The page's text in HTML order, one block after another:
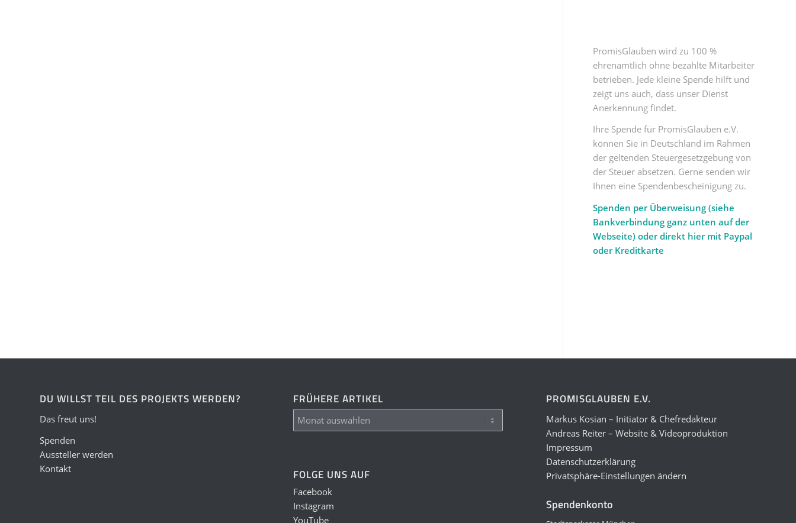
PromisGlauben wird zu 100 %
ehrenamtlich ohne bezahlte Mitarbeiter
betrieben. Jede kleine Spende hilft und
zeigt uns auch, dass unser Dienst
Anerkennung findet.
Ihre Spende für PromisGlauben e.V.
können Sie in Deutschland im Rahmen
der geltenden Steuergesetzgebung von
der Steuer absetzen. Gerne senden wir
Ihnen eine Spendenbescheinigung zu.
Spenden per Überweisung (siehe
Bankverbindung ganz unten auf der
Webseite) oder direkt hier mit Paypal
oder Kreditkarte
DU WILLST TEIL DES PROJEKTS WERDEN?
Das freut uns!
Spenden
Aussteller werden
Kontakt
FRÜHERE ARTIKEL
FOLGE UNS AUF
Facebook
Instagram
YouTube
PROMISGLAUBEN E.V.
Markus Kosian – Initiator & Chefredakteur
Andreas Reiter – Website & Videoproduktion
Impressum
Datenschutzerklärung
Privatsphäre-Einstellungen ändern
Spendenkonto